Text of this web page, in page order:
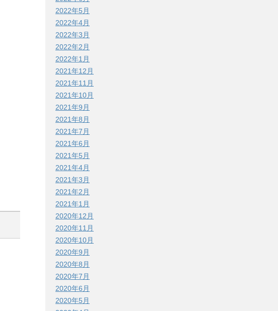
2022年5月
2022年4月
2022年3月
2022年2月
2022年1月
2021年12月
2021年11月
2021年10月
2021年9月
2021年8月
2021年7月
2021年6月
2021年5月
2021年4月
2021年3月
2021年2月
2021年1月
2020年12月
2020年11月
2020年10月
2020年9月
2020年8月
2020年7月
2020年6月
2020年5月